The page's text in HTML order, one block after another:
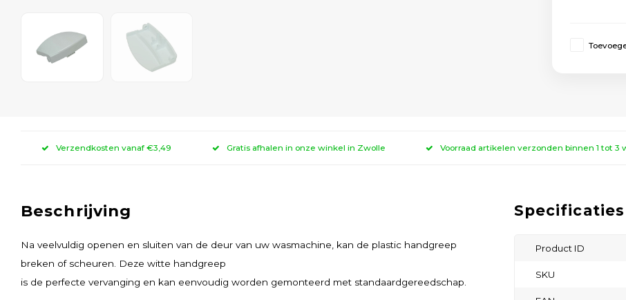
Verzendkosten vanaf €3,49 Gratis afhalen in onze winkel in Zwolle Voorraad artikelen verzonden binnen 1 tot 3
Beschrijving
Na veelvuldig openen en sluiten van de deur van uw wasmachine, kan de plastic handgreep
breken of scheuren. Deze witte handgreep
is de perfecte vervanging en kan eenvoudig worden gemonteerd met standaardgereedschap.
Specificaties
Product ID
SKU